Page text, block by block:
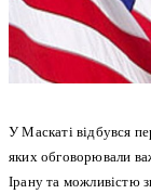
У Маскаті відбувся
яких обговорювали
Ірану та можливістю